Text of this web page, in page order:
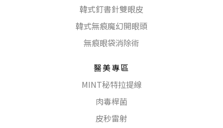
韓式釘書針雙眼皮
韓式無痕魔幻開眼頭
無痕眼袋消除術
醫美專區
MINT秘特拉提線
肉毒桿菌
皮秒雷射